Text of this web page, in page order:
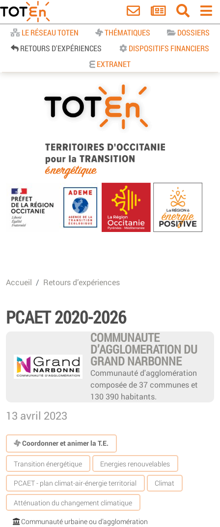
LE RÉSEAU TOTEN THÉMATIQUES
DOSSIERS
RETOURS D'EXPÉRIENCES
DISPOSITIFS FINANCIERS
EXTRANET
TOTEn Occitanie | Territoires
d’Occitanie pour la Transition
Energétique
Accueil Retours d’expériences
PCAET 2020-2026
COMMUNAUTE
D’AGGLOMERATION DU
GRAND NARBONNE
Communauté d'agglomération
composée de 37 communes et
130 390 habitants.
13 avril 2023
Coordonner et animer la T.E.
Transition énergétique Energies renouvelables
PCAET - plan climat-air-énergie territorial Climat
Atténuation du changement climatique
Communauté urbaine ou d’agglomération